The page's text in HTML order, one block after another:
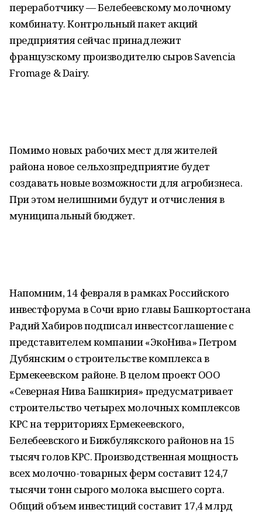
переработчику — Белебеевскому молочному
комбинату. Контрольный пакет акций
предприятия сейчас принадлежит
французскому производителю сыров Savencia
Fromage & Dairy.
Помимо новых рабочих мест для жителей
района новое сельхозпредприятие будет
создавать новые возможности для агробизнеса.
При этом нелишними будут и отчисления в
муниципальный бюджет.
Напомним, 14 февраля в рамках Российского
инвестфорума в Сочи врио главы Башкортостана
Радий Хабиров подписал инвестсоглашение с
представителем компании «ЭкоНива» Петром
Дубянским о строительстве комплекса в
Ермекеевском районе. В целом проект ООО
«Северная Нива Башкирия» предусматривает
строительство четырех молочных комплексов
КРС на территориях Ермекеевского,
Белебеевского и Бижбулякского районов на 15
тысяч голов КРС. Производственная мощность
всех молочно-товарных ферм составит 124,7
тысячи тонн сырого молока высшего сорта.
Общий объем инвестиций составит 17,4 млрд